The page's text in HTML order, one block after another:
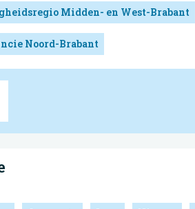
Midden- en West-Brabant
Noord-Brabant